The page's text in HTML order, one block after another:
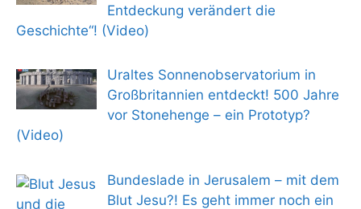
Entdeckung verändert die
Geschichte“! (Video)
Uraltes Sonnenobservatorium in
Großbritannien entdeckt! 500 Jahre
vor Stonehenge – ein Prototyp?
(Video)
Bundeslade in Jerusalem – mit dem
Blut Jesu?! Es geht immer noch ein